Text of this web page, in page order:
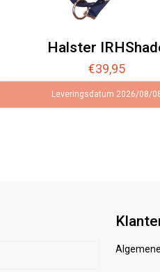
Halster
€39,95
Leveringsdatum 2026/08/